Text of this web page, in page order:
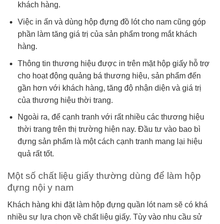
khách hàng.
Việc in ấn và dùng hộp đựng đồ lót cho nam cũng góp
phần làm tăng giá trị của sản phẩm trong mắt khách
hàng.
Thông tin thương hiệu được in trên mặt hộp giấy hỗ trợ
cho hoạt động quảng bá thương hiệu, sản phẩm đến
gần hơn với khách hàng, tăng độ nhận diện và giá trị
của thương hiệu thời trang.
Ngoài ra, để cạnh tranh với rất nhiều các thương hiệu
thời trang trên thị trường hiện nay. Đầu tư vào bao bì
đựng sản phẩm là một cách cạnh tranh mang lại hiệu
quả rất tốt.
Một số chất liệu giấy thường dùng để làm hộp
đựng nội y nam
Khách hàng khi đặt làm hộp đựng quần lót nam sẽ có khá
nhiều sự lựa chọn về chất liệu giấy. Tùy vào nhu cầu sử